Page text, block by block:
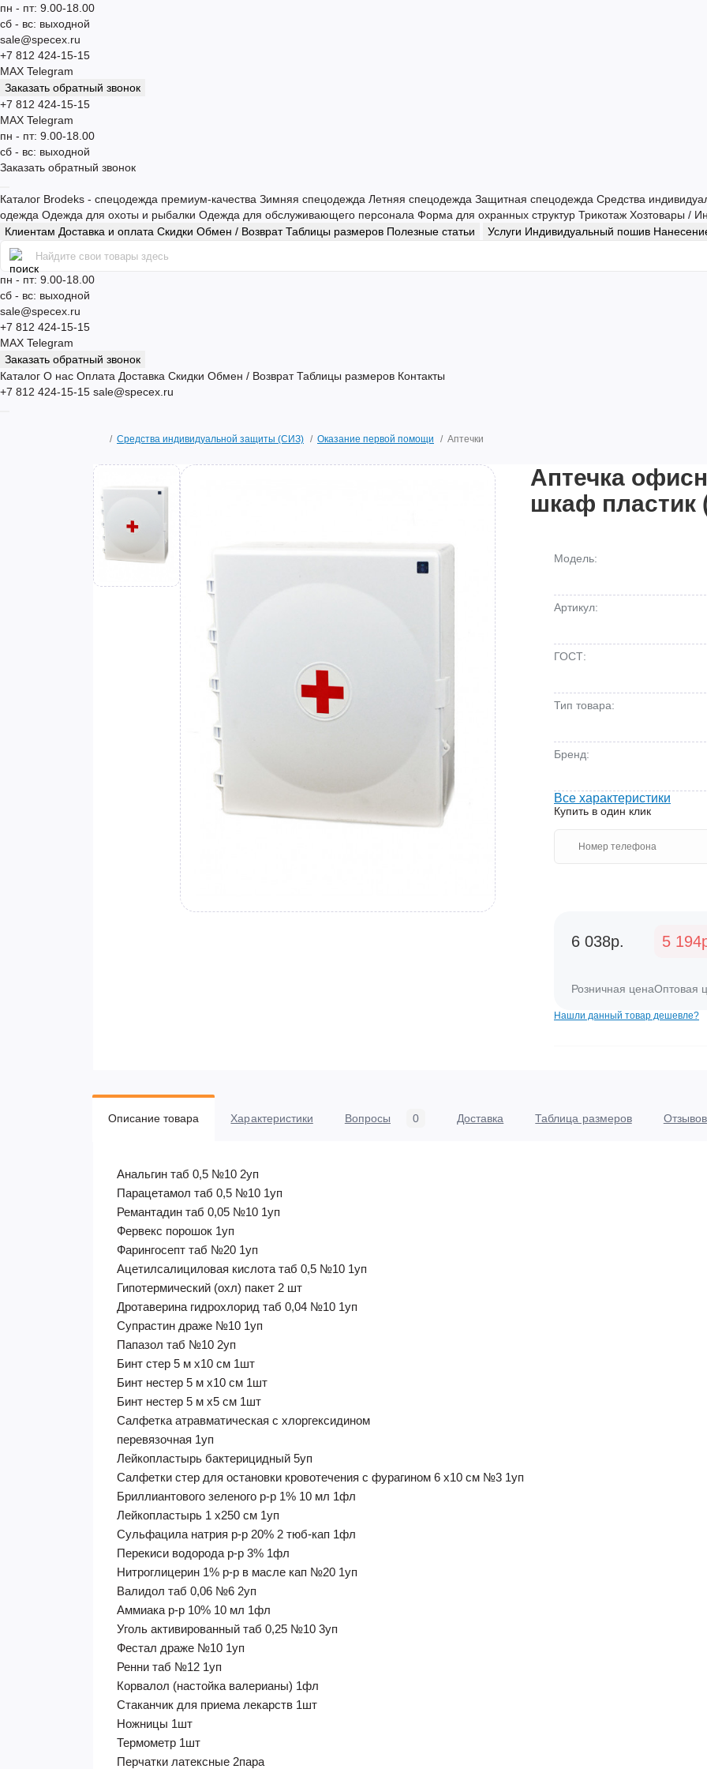
пн - пт: 9.00-18.00
сб - вс: выходной
sale@specex.ru
+7 812 424-15-15
MAX Telegram
Заказать обратный звонок
+7 812 424-15-15
MAX Telegram
пн - пт: 9.00-18.00
сб - вс: выходной
Заказать обратный звонок
Каталог Brodeks - спецодежда премиум-качества Зимняя спецодежда Летняя спецодежда Защитная спецодежда Средства
одежда Одежда для охоты и рыбалки Одежда для обслуживающего персонала Форма для охранных структур Трикотаж Хозтовары /
Клиентам Доставка и оплата Скидки Обмен / ВозвратТаблицы размеров Полезные статьи Услуги Индивидуальный пошив
пн - пт: 9.00-18.00
сб - вс: выходной
sale@specex.ru
+7 812 424-15-15
MAX Telegram
Заказать обратный звонок
Каталог О нас Оплата Доставка Скидки Обмен / Возврат Таблицы размеров Контакты
+7 812 424-15-15 sale@specex.ru
Средства индивидуальной защиты (СИЗ) Оказание первой помощи Аптечки
Аптечка
шкаф пластик
Модель:
Артикул:
ГОСТ:
Тип товара:
Бренд:
Все характеристики
Купить в один клик
6 038р.
Розничная цена
5
Оптовая
Нашли данный товар дешевле?
Описание товара Характеристики Вопросы 0 Доставка Таблица размеров Отзывов
Анальгин таб 0,5 №10 2уп
Парацетамол таб 0,5 №10 1уп
Ремантадин таб 0,05 №10 1уп
Фервекс порошок 1уп
Фарингосепт таб №20 1уп
Ацетилсалициловая кислота таб 0,5 №10 1уп
Гипотермический (охл) пакет 2 шт
Дротаверина гидрохлорид таб 0,04 №10 1уп
Супрастин драже №10 1уп
Папазол таб №10 2уп
Бинт стер 5 м х10 см 1шт
Бинт нестер 5 м х10 см 1шт
Бинт нестер 5 м х5 см 1шт
Салфетка атравматическая с хлоргексидином
перевязочная 1уп
Лейкопластырь бактерицидный 5уп
Салфетки стер для остановки кровотечения с фурагином 6 х10 см №3 1уп
Бриллиантового зеленого р-р 1% 10 мл 1фл
Лейкопластырь 1 х250 см 1уп
Сульфацила натрия р-р 20% 2 тюб-кап 1фл
Перекиси водорода р-р 3% 1фл
Нитроглицерин 1% р-р в масле кап №20 1уп
Валидол таб 0,06 №6 2уп
Аммиака р-р 10% 10 мл 1фл
Уголь активированный таб 0,25 №10 3уп
Фестал драже №10 1уп
Ренни таб №12 1уп
Корвалол (настойка валерианы) 1фл
Стаканчик для приема лекарств 1шт
Ножницы 1шт
Термометр 1шт
Перчатки латексные 2пара